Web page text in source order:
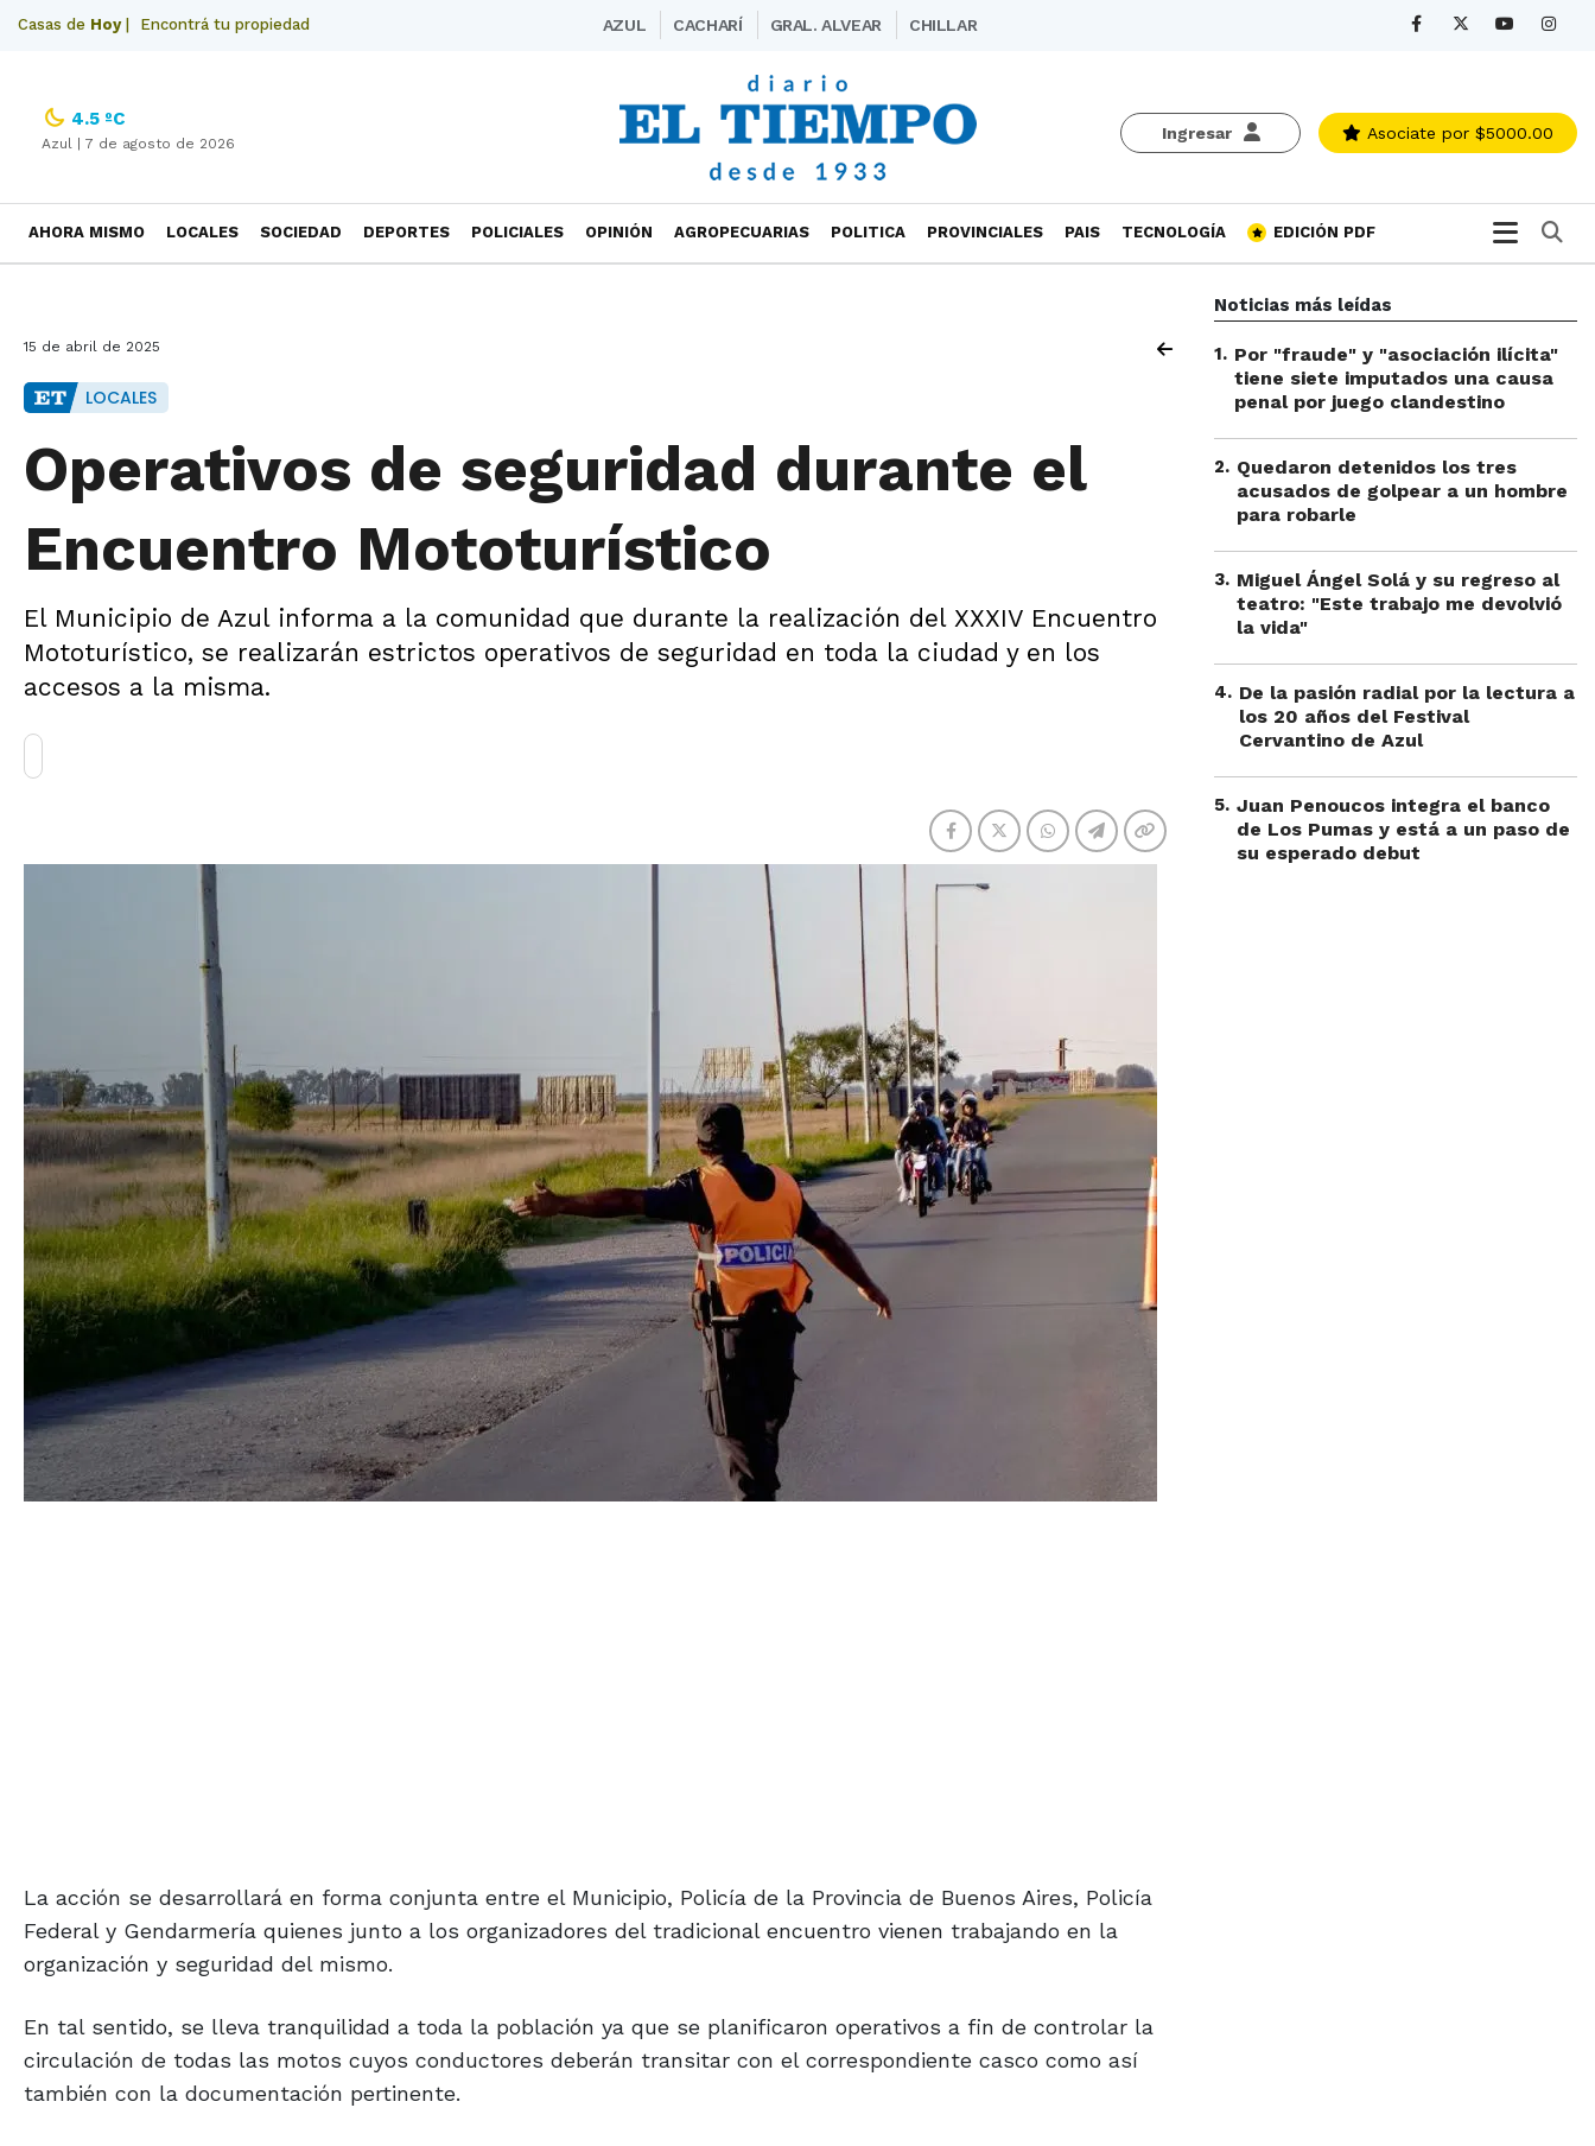
Casas de Hoy| Encontrá tu propiedad AZUL CACHARÍ GRAL. ALVEAR CHILLAR
Ingresar Asociate por $5000.00
4.5 ºC
Azul | 7 de agosto de 2026
AHORA MISMO LOCALES SOCIEDAD DEPORTES POLICIALES OPINIÓN AGROPECUARIAS POLITICA PROVINCIALES PAIS TECNOLOGÍA EDICIÓN PDF
15 de abril de 2025
LOCALES
Operativos de seguridad durante el
Encuentro Mototurístico
El Municipio de Azul informa a la comunidad que durante la realización del XXXIV Encuentro
Mototurístico, se realizarán estrictos operativos de seguridad en toda la ciudad y en los
accesos a la misma.
La acción se desarrollará en forma conjunta entre el Municipio, Policía de la Provincia de Buenos Aires, Policía
Federal y Gendarmería quienes junto a los organizadores del tradicional encuentro vienen trabajando en la
organización y seguridad del mismo.
En tal sentido, se lleva tranquilidad a toda la población ya que se planificaron operativos a fin de controlar la
circulación de todas las motos cuyos conductores deberán transitar con el correspondiente casco como así
también con la documentación pertinente.
Noticias más leídas
1. Por "fraude" y "asociación ilícita"
tiene siete imputados una causa
penal por juego clandestino
2. Quedaron detenidos los tres
acusados de golpear a un hombre
para robarle
3. Miguel Ángel Solá y su regreso al
teatro: "Este trabajo me devolvió
la vida"
4. De la pasión radial por la lectura a
los 20 años del Festival
Cervantino de Azul
5. Juan Penoucos integra el banco
de Los Pumas y está a un paso de
su esperado debut